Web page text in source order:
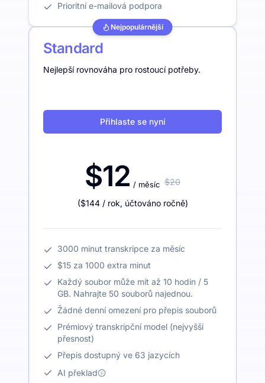
Prioritní e-mailová podpora
Nejpopulárnější
Standard
Nejlepší rovnováha pro rostoucí potřeby.
Přihlaste se nyní
$12 / měsíc $20
($144 / rok, účtováno ročně)
3000 minut transkripce za měsíc
$15 za 1000 extra minut
Každý soubor může mít až 10 hodin / 5
GB. Nahrajte 50 souborů najednou.
Žádné denní omezení pro přepis souborů
Prémiový transkripční model (nejvyšší
přesnost)
Přepis dostupný ve 63 jazycích
AI překlad